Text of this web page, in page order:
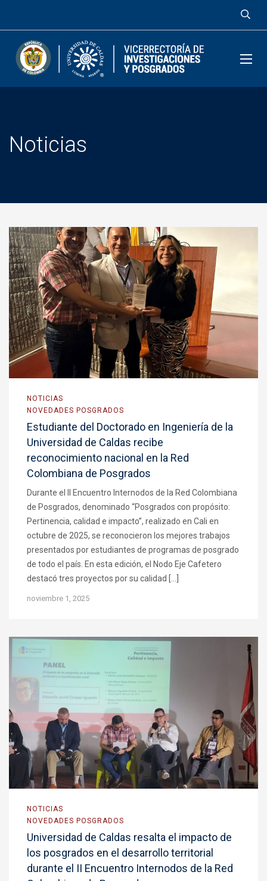
Noticias
NOTICIAS
NOVEDADES POSGRADOS
Estudiante del Doctorado en Ingeniería de la
Universidad de Caldas recibe
reconocimiento nacional en la Red
Colombiana de Posgrados
Durante el II Encuentro Internodos de la Red Colombiana
de Posgrados, denominado “Posgrados con propósito:
Pertinencia, calidad e impacto”, realizado en Cali en
octubre de 2025, se reconocieron los mejores trabajos
presentados por estudiantes de programas de posgrado
de todo el país. En esta edición, el Nodo Eje Cafetero
destacó tres proyectos por su calidad […]
noviembre 1, 2025
NOTICIAS
NOVEDADES POSGRADOS
Universidad de Caldas resalta el impacto de
los posgrados en el desarrollo territorial
durante el II Encuentro Internodos de la Red